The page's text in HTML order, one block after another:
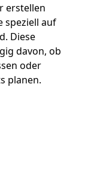
erstellen
speziell auf
Diese
davon, ob
oder
planen.